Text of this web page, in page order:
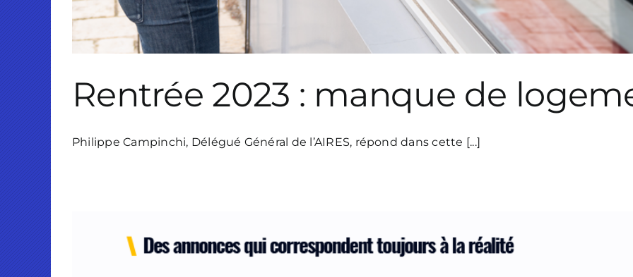
Rentrée 2023 : manque de
Philippe Campinchi, Délégué Général de l’AIRES, répond dans cette [...]